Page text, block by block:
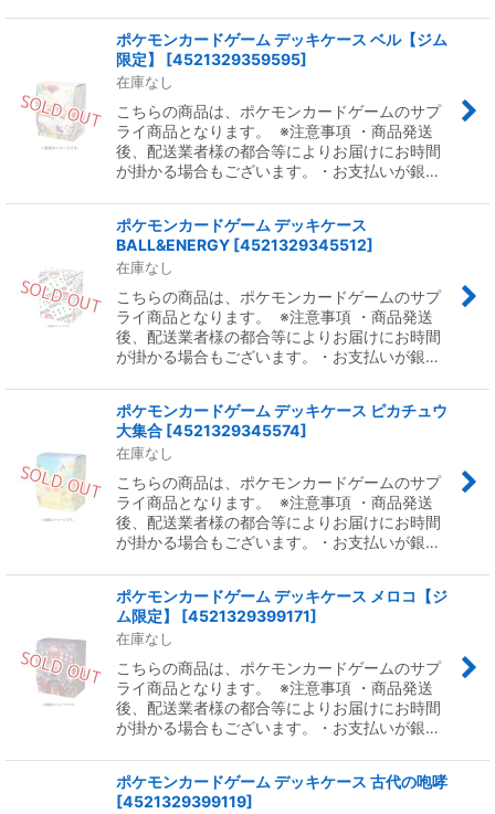
ポケモンカードゲーム デッキケース ベル【ジム
限定】
[4521329359595]
在庫なし
こちらの商品は、ポケモンカードゲームのサプ
ライ商品となります。 ※注意事項 ・商品発送
後、配送業者様の都合等によりお届けにお時間
が掛かる場合もございます。・お支払いが銀…
ポケモンカードゲーム デッキケース
BALL&ENERGY [4521329345512]
在庫なし
こちらの商品は、ポケモンカードゲームのサプ
ライ商品となります。 ※注意事項 ・商品発送
後、配送業者様の都合等によりお届けにお時間
が掛かる場合もございます。・お支払いが銀…
ポケモンカードゲーム デッキケース ピカチュウ
大集合 [4521329345574]
在庫なし
こちらの商品は、ポケモンカードゲームのサプ
ライ商品となります。 ※注意事項 ・商品発送
後、配送業者様の都合等によりお届けにお時間
が掛かる場合もございます。・お支払いが銀…
ポケモンカードゲーム デッキケース メロコ【ジ
ム限定】
[4521329399171]
在庫なし
こちらの商品は、ポケモンカードゲームのサプ
ライ商品となります。 ※注意事項 ・商品発送
後、配送業者様の都合等によりお届けにお時間
が掛かる場合もございます。・お支払いが銀…
ポケモンカードゲーム デッキケース 古代の咆哮
[4521329399119]